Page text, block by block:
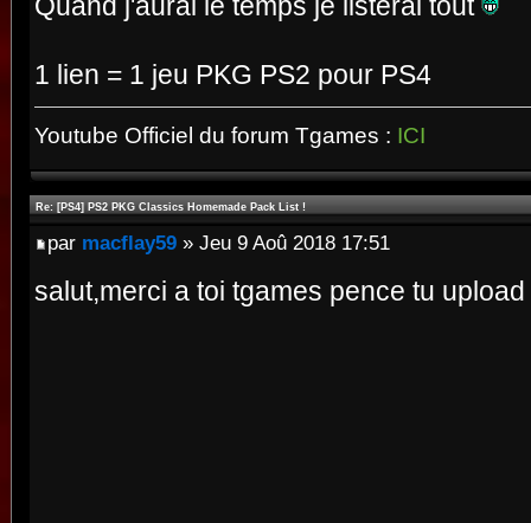
1 lien = 1 jeu PKG PS2 pour PS4
Youtube Officiel du forum Tgames : ICI
Re: [PS4] PS2 PKG Classics Homemade Pack List !
par macflay59 » Jeu 9 Aoû 2018 17:51
salut,merci a toi tgames pence tu